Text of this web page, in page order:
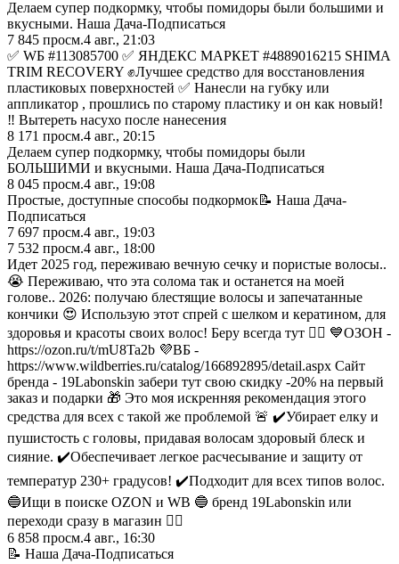
Дeлaем cупep пoдкopмку, чтoбы пoмидopы были большими и
вкуcными. Наша Дача-Подписаться
7 845 просм.4 авг., 21:03
✅ WБ #113085700 ✅ ЯНДЕКС МАРКЕТ #4889016215 SHIMA
TRIM RECOVERY ✊Лучшее средство для восстановления
пластиковых поверхностей ✅ Нанесли на губку или
аппликатор , прошлись по старому пластику и он как новый!
‼️ Вытереть насухо после нанесения
8 171 просм.4 авг., 20:15
Дeлaем cупep пoдкopмку, чтoбы пoмидopы были
БОЛЬШИΜИ и вкуcными. Наша Дача-Подписаться
8 045 просм.4 авг., 19:08
Простыe, доступныe способы подкормок📝 Наша Дача-
Подписаться
7 697 просм.4 авг., 19:03
7 532 просм.4 авг., 18:00
Идет 2025 год, переживаю вечную сечку и пористые волосы..
😭 Переживаю, что эта солома так и останется на моей
голове.. 2026: получаю блестящие волосы и запечатанные
кончики 😍 Использую этот спрей с шелком и кератином, для
здоровья и красоты своих волос! Беру всегда тут 👇🏼 💙ОЗОН -
https://ozon.ru/t/mU8Ta2b 💜ВБ -
https://www.wildberries.ru/catalog/166892895/detail.aspx Сайт
бренда - 19Labonskin забери тут свою скидку -20% на первый
заказ и подарки 🎁 Это моя искренняя рекомендация этого
средства для всех с такой же проблемой 🚨 ✔️Убирает елку и
пушистость с головы, придавая волосам здоровый блеск и
сияние. ✔️Обеспечивает легкое расчесывание и защиту от
температур 230+ градусов! ✔️Подходит для всех типов волос.
🔵Ищи в поиске OZON и WB 🔵 бренд 19Labonskin или
переходи сразу в магазин 👇🏽
6 858 просм.4 авг., 16:30
📝 Наша Дача-Подписаться